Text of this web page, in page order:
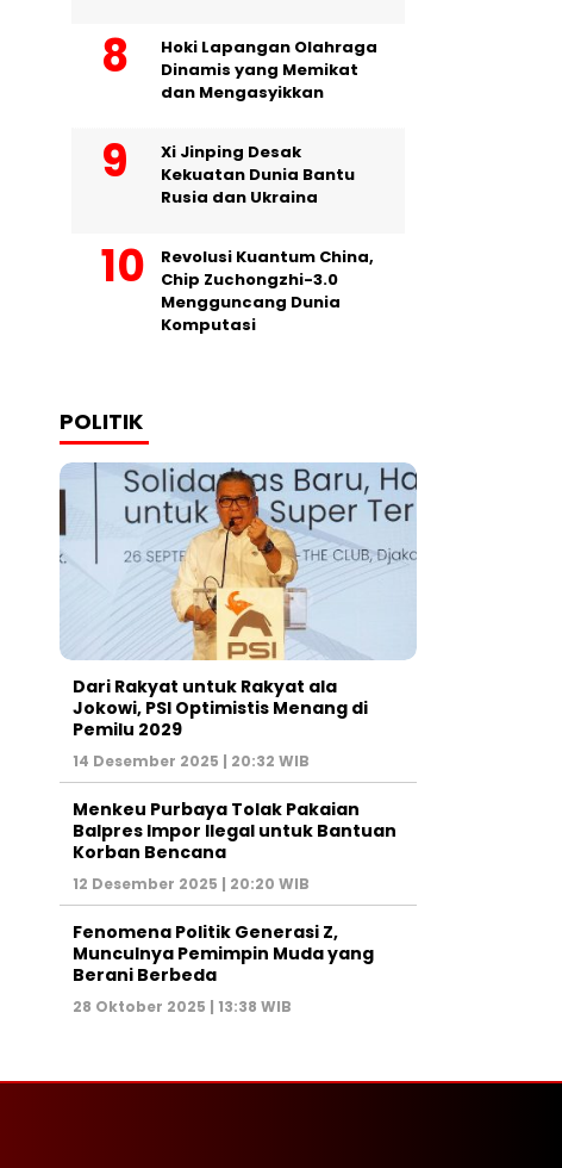
Hoki Lapangan Olahraga
Dinamis yang Memikat
dan Mengasyikkan
Xi Jinping Desak
Kekuatan Dunia Bantu
Rusia dan Ukraina
Revolusi Kuantum China,
Chip Zuchongzhi-3.0
Mengguncang Dunia
Komputasi
POLITIK
Dari Rakyat untuk Rakyat ala
Jokowi, PSI Optimistis Menang di
Pemilu 2029
14 Desember 2025 | 20:32 WIB
Menkeu Purbaya Tolak Pakaian
Balpres Impor Ilegal untuk Bantuan
Korban Bencana
12 Desember 2025 | 20:20 WIB
Fenomena Politik Generasi Z,
Munculnya Pemimpin Muda yang
Berani Berbeda
28 Oktober 2025 | 13:38 WIB